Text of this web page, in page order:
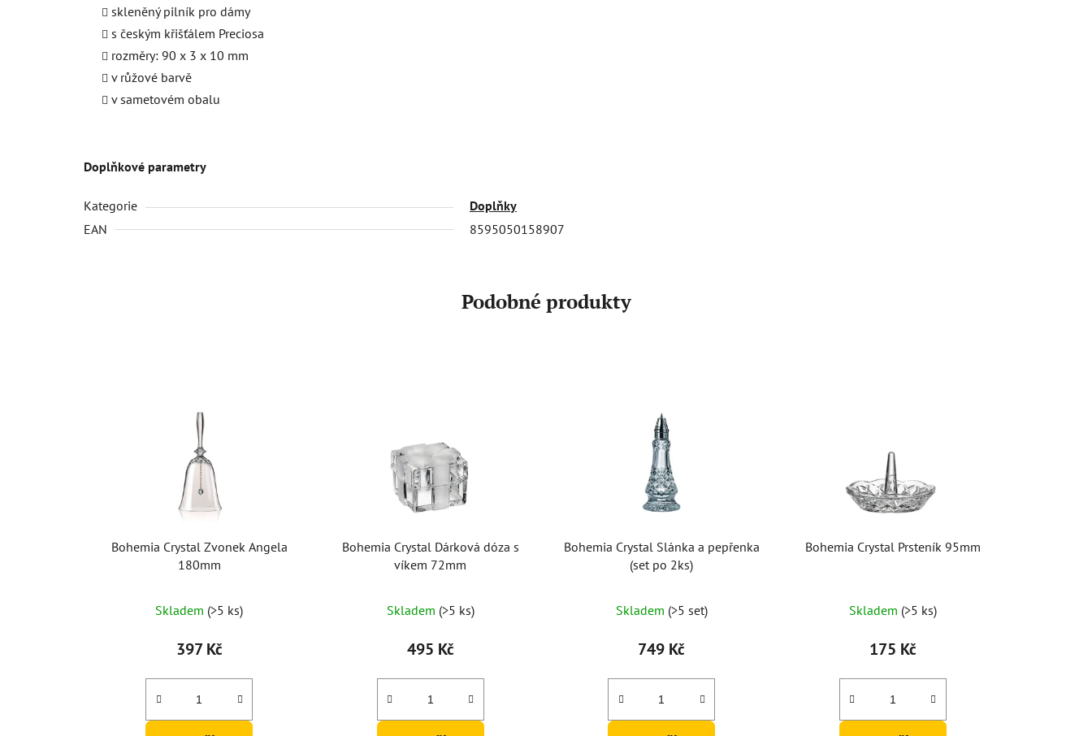
skleněný pilník pro dámy
s českým křišťálem Preciosa
rozměry: 90 x 3 x 10 mm
v růžové barvě
v sametovém obalu
Doplňkové parametry
Kategorie
Doplňky
EAN
8595050158907
Podobné produkty
Bohemia Crystal Zvonek Angela
180mm
hodnocení
produktu
5,0
z
Skladem (>5 ks)
397 Kč
Bohemia Crystal Dárková dóza s
víkem 72mm
Skladem (>5 ks)
495 Kč
Bohemia Crystal Slánka a pepřenka
(set po 2ks)
hodnocení
produktu
5,0
z
Skladem (>5 set)
749 Kč
Bohemia Crystal Prsteník 95mm
Skladem (>5 ks)
175 Kč